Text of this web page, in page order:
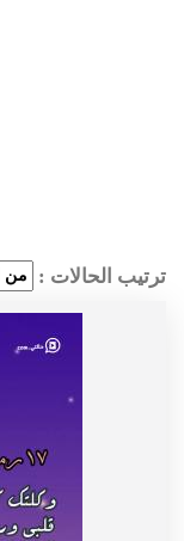
ترتيب الحالات :